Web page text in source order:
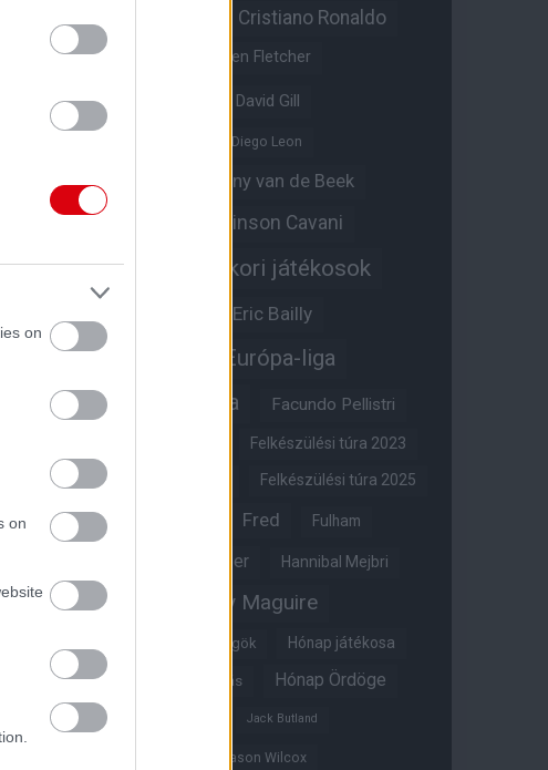
on
on
Cristiano Ronaldo
Crystal Palace Darren Fletcher
David De Gea David Gill
Diego Leon
Diogo Dalot
Donny van de Beek
Edinson Cavani
Edzői stáb Egykori játékosok
Eric Bailly
Erik ten Hag Európa-liga
Everton FA-kupa Facundo Pellistri
Felkészülési túra 2023
Felkészülési túra 2024 Felkészülési túra 2025
Felkészülési túra 2026 Fred Fulham
Glazer Hannibal Mejbri
Harry Amass Harry Maguire
Híres magyar Vörös Ördögök Hónap játékosa
Hónap legjobbja szavazás Hónap Ördöge
Hull City Jack Butland
Jason Wilcox